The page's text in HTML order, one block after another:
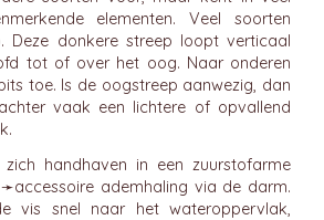
elementen. Veel soorten
Deze donkere streep loopt verticaal
tot of over het oog. Naar onderen
toe. Is de oogstreep aanwezig, dan
vaak een lichtere of opvallend
zich handhaven in een zuurstofarme
➛accessoire ademhaling via de darm.
vis snel naar het wateroppervlak,